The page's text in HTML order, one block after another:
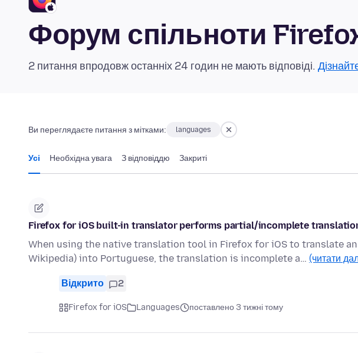
Форум спільноти
2 питання впродовж останніх 24 годин не мають відповіді.
Ви переглядаєте питання з мітками: languages
Усі Необхідна увага З відповіддю Закриті
Firefox for iOS built-in translator performs partial/incomplete
When using the native translation tool in Firefox for iOS to translate
Wikipedia) into Portuguese, the translation is incomplete a… (читати
Відкрито 2
Firefox for iOS Languages поставлено 3 тижні тому